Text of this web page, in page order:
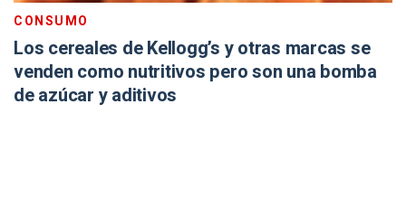
CONSUMO
Los cereales de Kellogg’s y otras marcas se
venden como nutritivos pero son una bomba
de azúcar y aditivos